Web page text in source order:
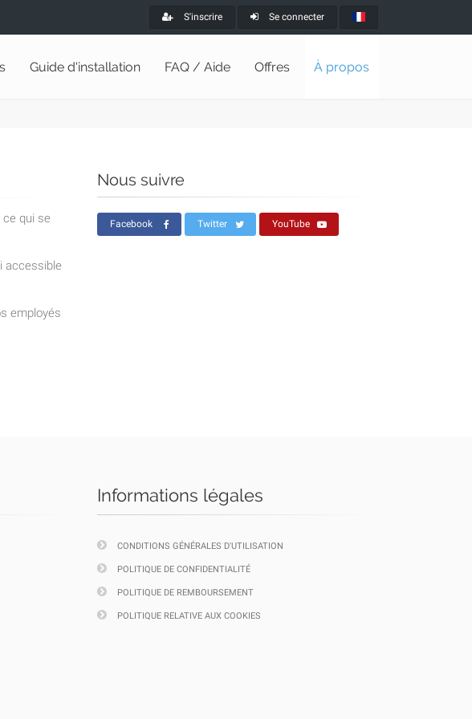
S'inscrire Se connecter
Guide d'installation FAQ / Aide Offres À propos
qui se
accessible
employés
Nous suivre
Facebook Twitter YouTube
Informations légales
CONDITIONS GÉNÉRALES D'UTILISATION
POLITIQUE DE CONFIDENTIALITÉ
POLITIQUE DE REMBOURSEMENT
POLITIQUE RELATIVE AUX COOKIES